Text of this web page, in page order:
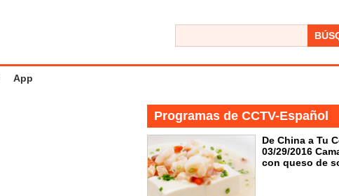
App
Programas de CCTV-Español
De China a Tu
03/29/2016
con queso de